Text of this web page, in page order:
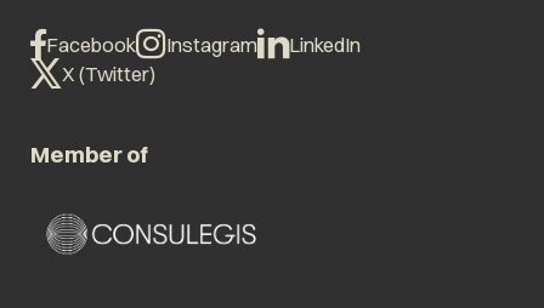
Facebook Instagram
LinkedIn
X (Twitter)
Member of